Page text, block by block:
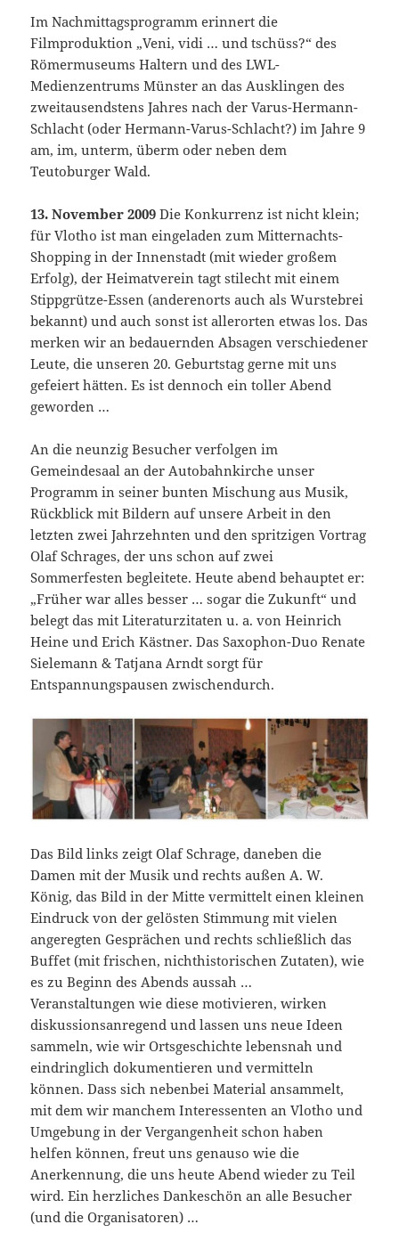
Im Nachmittagsprogramm erinnert die
Filmproduktion „Veni, vidi … und tschüss?“ des
Römermuseums Haltern und des LWL-
Medienzentrums Münster an das Ausklingen des
zweitausendstens Jahres nach der Varus-Hermann-
Schlacht (oder Hermann-Varus-Schlacht?) im Jahre 9
am, im, unterm, überm oder neben dem
Teutoburger Wald.
13. November 2009 Die Konkurrenz ist nicht klein;
für Vlotho ist man eingeladen zum Mitternachts-
Shopping in der Innenstadt (mit wieder großem
Erfolg), der Heimatverein tagt stilecht mit einem
Stippgrütze-Essen (anderenorts auch als Wurstebrei
bekannt) und auch sonst ist allerorten etwas los. Das
merken wir an bedauernden Absagen verschiedener
Leute, die unseren 20. Geburtstag gerne mit uns
gefeiert hätten. Es ist dennoch ein toller Abend
geworden …
An die neunzig Besucher verfolgen im
Gemeindesaal an der Autobahnkirche unser
Programm in seiner bunten Mischung aus Musik,
Rückblick mit Bildern auf unsere Arbeit in den
letzten zwei Jahrzehnten und den spritzigen Vortrag
Olaf Schrages, der uns schon auf zwei
Sommerfesten begleitete. Heute abend behauptet er:
„Früher war alles besser … sogar die Zukunft“ und
belegt das mit Literaturzitaten u. a. von Heinrich
Heine und Erich Kästner. Das Saxophon-Duo Renate
Sielemann & Tatjana Arndt sorgt für
Entspannungspausen zwischendurch.
Das Bild links zeigt Olaf Schrage, daneben die
Damen mit der Musik und rechts außen A. W.
König, das Bild in der Mitte vermittelt einen kleinen
Eindruck von der gelösten Stimmung mit vielen
angeregten Gesprächen und rechts schließlich das
Buffet (mit frischen, nichthistorischen Zutaten), wie
es zu Beginn des Abends aussah …
Veranstaltungen wie diese motivieren, wirken
diskussionsanregend und lassen uns neue Ideen
sammeln, wie wir Ortsgeschichte lebensnah und
eindringlich dokumentieren und vermitteln
können. Dass sich nebenbei Material ansammelt,
mit dem wir manchem Interessenten an Vlotho und
Umgebung in der Vergangenheit schon haben
helfen können, freut uns genauso wie die
Anerkennung, die uns heute Abend wieder zu Teil
wird. Ein herzliches Dankeschön an alle Besucher
(und die Organisatoren) …